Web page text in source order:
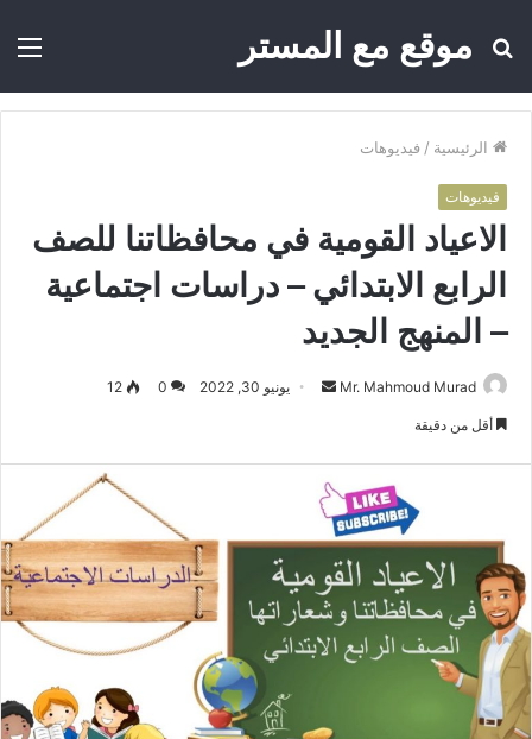
موقع مع المستر
بحث
الرئيسية / فيديوهات
فيديوهات
الاعياد القومية في محافظاتنا للصف
الرابع الابتدائي – دراسات اجتماعية
– المنهج الجديد
Mr. Mahmoud Murad
ب
ا
إ
ت
يونيو 30, 2022 0
12
أقل من دقيقة